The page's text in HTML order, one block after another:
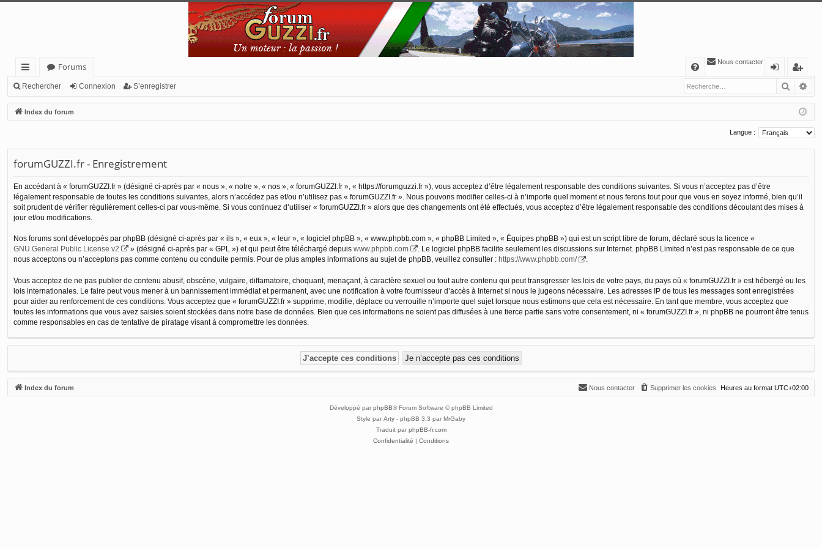
cc
ès
ra
de
Forums
FA
Q
Nous contacter
n
ne
’e
nr
eg
Rechercher Connexion S’enregistrer
Index du forum
Langue :
forumGUZZI.fr - Enregistrement
En accédant à « forumGUZZI.fr » (désigné ci-après par « nous », « notre », « nos », « forumGUZZI.fr », « https://forumguzzi.fr »), vous acceptez d’être légalement responsable des conditions suivantes. Si vous n’acceptez pas d’être
légalement responsable de toutes les conditions suivantes, alors n’accédez pas et/ou n’utilisez pas « forumGUZZI.fr ». Nous pouvons modifier celles-ci à n’importe quel moment et nous ferons tout pour que vous en soyez informé, bien qu’il
soit prudent de vérifier régulièrement celles-ci par vous-même. Si vous continuez d’utiliser « forumGUZZI.fr » alors que des changements ont été effectués, vous acceptez d’être légalement responsable des conditions découlant des mises à
jour et/ou modifications.
Nos forums sont développés par phpBB (désigné ci-après par « ils », « eux », « leur », « logiciel phpBB », « www.phpbb.com », « phpBB Limited », « Équipes phpBB ») qui est un script libre de forum, déclaré sous la licence «
GNU General Public License v2
» (désigné ci-après par « GPL ») et qui peut être téléchargé depuis www.phpbb.com
. Le logiciel phpBB facilite seulement les discussions sur Internet. phpBB Limited n’est pas responsable de ce que
nous acceptons ou n’acceptons pas comme contenu ou conduite permis. Pour de plus amples informations au sujet de phpBB, veuillez consulter : https://www.phpbb.com/ .
Vous acceptez de ne pas publier de contenu abusif, obscène, vulgaire, diffamatoire, choquant, menaçant, à caractère sexuel ou tout autre contenu qui peut transgresser les lois de votre pays, du pays où « forumGUZZI.fr » est hébergé ou les
lois internationales. Le faire peut vous mener à un bannissement immédiat et permanent, avec une notification à votre fournisseur d’accès à Internet si nous le jugeons nécessaire. Les adresses IP de tous les messages sont enregistrées
pour aider au renforcement de ces conditions. Vous acceptez que « forumGUZZI.fr » supprime, modifie, déplace ou verrouille n’importe quel sujet lorsque nous estimons que cela est nécessaire. En tant que membre, vous acceptez que
toutes les informations que vous avez saisies soient stockées dans notre base de données. Bien que ces informations ne soient pas diffusées à une tierce partie sans votre consentement, ni « forumGUZZI.fr », ni phpBB ne pourront être tenus
comme responsables en cas de tentative de piratage visant à compromettre les données.
Index du forum Heures au format UTC+02:00
Supprimer les cookies
Nous contacter
Développé par phpBB® Forum Software © phpBB Limited
Style par Arty - phpBB 3.3 par MrGaby
Traduit par phpBB-fr.com
Confidentialité | Conditions